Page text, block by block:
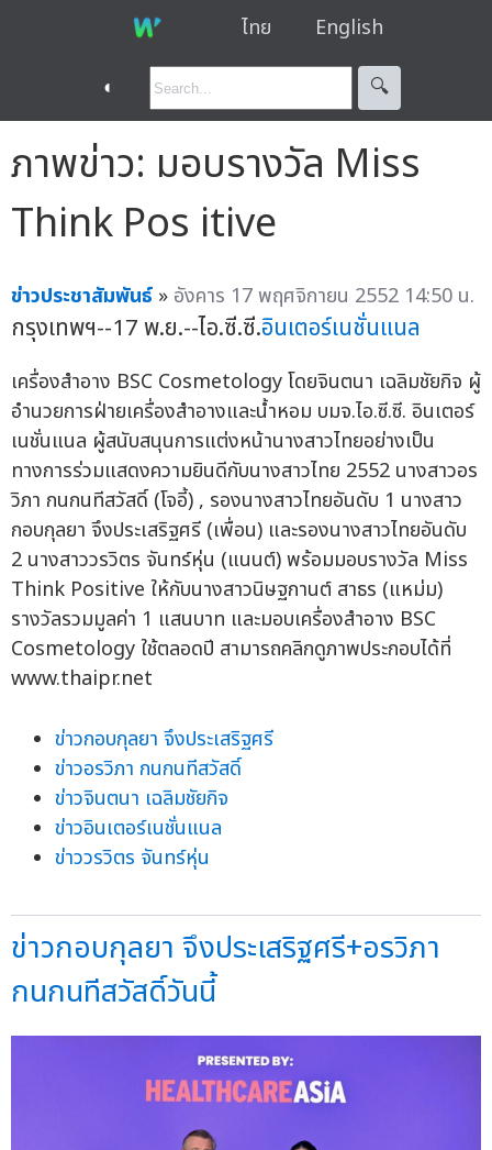
ไทย English
◐ 🔍︎
ภาพข่าว: มอบรางวัล Miss
Think Pos itive
ข่าวประชาสัมพันธ์ » อังคาร 17 พฤศจิกายน 2552 14:50 น.
กรุงเทพฯ--17 พ.ย.--ไอ.ซี.ซี.อินเตอร์เนชั่นแนล
เครื่องสำอาง BSC Cosmetology โดยจินตนา เฉลิมชัยกิจ ผู้
อำนวยการฝ่ายเครื่องสำอางและน้ำหอม บมจ.ไอ.ซี.ซี. อินเตอร์
เนชั่นแนล ผู้สนับสนุนการแต่งหน้านางสาวไทยอย่างเป็น
ทางการร่วมแสดงความยินดีกับนางสาวไทย 2552 นางสาวอร
วิภา กนกนทีสวัสดิ์ (โจอี้) , รองนางสาวไทยอันดับ 1 นางสาว
กอบกุลยา จึงประเสริฐศรี (เพื่อน) และรองนางสาวไทยอันดับ
2 นางสาววรวิตร จันทร์หุ่น (แนนต์) พร้อมมอบรางวัล Miss
Think Positive ให้กับนางสาวนิษฐกานต์ สาธร (แหม่ม)
รางวัลรวมมูลค่า 1 แสนบาท และมอบเครื่องสำอาง BSC
Cosmetology ใช้ตลอดปี สามารถคลิกดูภาพประกอบได้ที่
www.thaipr.net
ข่าวกอบกุลยา จึงประเสริฐศรี
ข่าวอรวิภา กนกนทีสวัสดิ์
ข่าวจินตนา เฉลิมชัยกิจ
ข่าวอินเตอร์เนชั่นแนล
ข่าววรวิตร จันทร์หุ่น
ข่าวกอบกุลยา จึงประเสริฐศรี+อรวิภา
กนกนทีสวัสดิ์วันนี้